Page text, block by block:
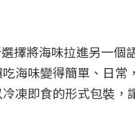
擇將海味拉進另一
海味變得簡單、日常
凍即食的形式包裝，